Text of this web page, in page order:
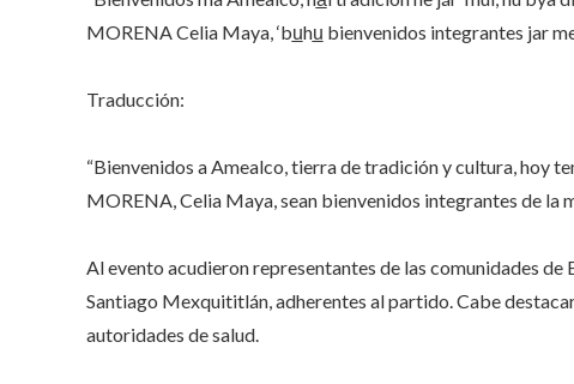
MORENA Celia Maya, ‘bu̲hu̲ bienvenidos integrantes jar
Traducción:
“Bienvenidos a Amealco, tierra de tradición y cultura, hoy
MORENA, Celia Maya, sean bienvenidos integrantes de la
Al evento acudieron representantes de las comunidades
Santiago Mexquititlán, adherentes al partido. Cabe
autoridades de salud.